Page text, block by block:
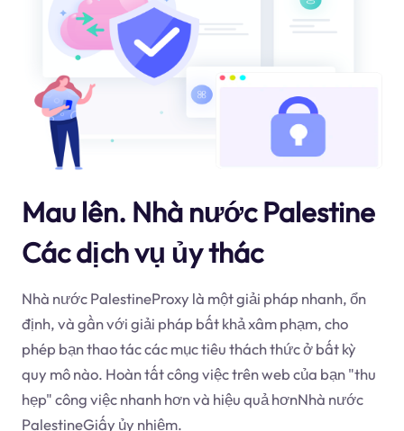
Mau lên. Nhà nước Palestine
Các dịch vụ ủy thác
Nhà nước PalestineProxy là một giải pháp nhanh, ổn
định, và gần với giải pháp bất khả xâm phạm, cho
phép bạn thao tác các mục tiêu thách thức ở bất kỳ
quy mô nào. Hoàn tất công việc trên web của bạn "thu
hẹp" công việc nhanh hơn và hiệu quả hơnNhà nước
PalestineGiấy ủy nhiệm.